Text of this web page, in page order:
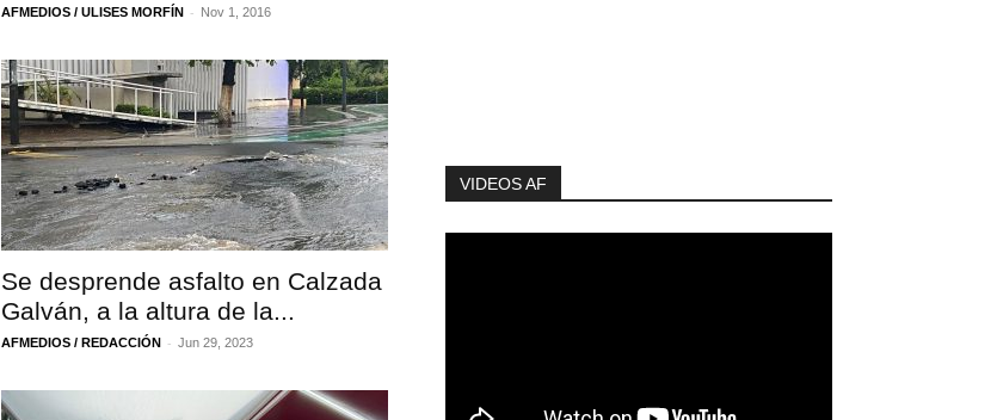
AFMEDIOS / ULISES MORFÍN - Nov 1, 2016
Se desprende asfalto en Calzada
Galván, a la altura de la...
AFMEDIOS / REDACCIÓN - Jun 29, 2023
VIDEOS AF